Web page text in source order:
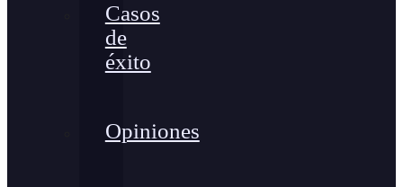
Casos
de
éxito
Opiniones